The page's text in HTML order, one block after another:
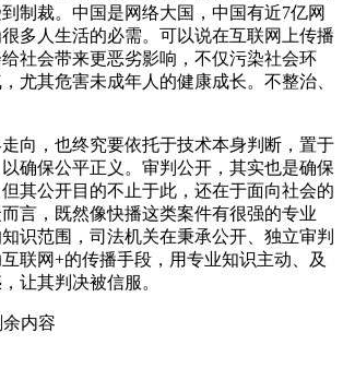
制裁。中国是网络大国，中国有近7亿网
多人生活的必需。可以说在互联网上传播
社会带来更恶劣影响，不仅污染社会环
尤其危害未成年人的健康成长。不整治、
向，也终究要依托于技术本身判断，置于
确保公平正义。审判公开，其实也是确保
其公开目的不止于此，还在于面向社会的
言，既然像快播这类案件有很强的专业
识范围，司法机关在秉承公开、独立审判
联网+的传播手段，用专业知识主动、及
让其判决被信服。
内容